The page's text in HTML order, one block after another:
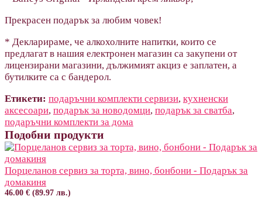
Прекрасен подарък за любим човек!
* Декларираме, че алкохолните напитки, които се
предлагат в нашия електронен магазин са закупени от
лицензирани магазини, дължимият акциз е заплатен, а
бутилките са с бандерол.
Етикети: подаръчни комплекти сервизи, кухненски
аксесоари, подарък за новодомци, подарък за сватба,
подаръчни комплекти за дома
Подобни продукти
Порцеланов сервиз за торта, вино, бонбони - Подарък за
домакиня
46.00 € (89.97 лв.)